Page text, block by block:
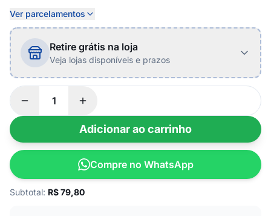
Ver parcelamentos
Retire grátis na loja
Veja lojas disponíveis e prazos
Adicionar ao carrinho
Compre no WhatsApp
Subtotal: R$79,80